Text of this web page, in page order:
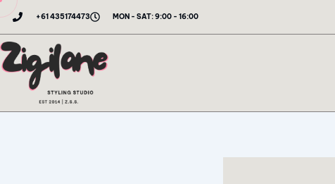
Skip
content
+61 435174473 MON - SAT: 9:00 - 16:00